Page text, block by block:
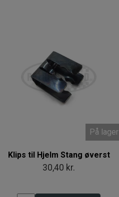
På lager
Klips til Hjelm Stang øverst
30,40 kr.